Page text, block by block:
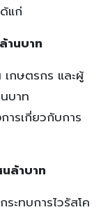
แก่
านบาท
เกษตรกร และผู้
บาท
ารเกี่ยวกับการ
ล้าบาท
ะทบการไวรัสโค